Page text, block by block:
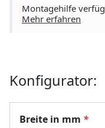
Montagehilfe
Mehr erfahren
Konfigurator:
Breite in mm *